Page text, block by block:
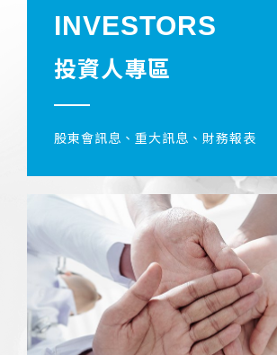
INVESTORS
投資人專區
股東會訊息、重大訊息、財務報表